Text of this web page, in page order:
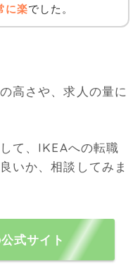
に楽でした。
高さや、求人の量に
て、IKEAへの転職
いか、相談してみま
式サイト